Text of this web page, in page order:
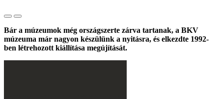
Bár a múzeumok még országszerte zárva tartanak, a BKV
múzeuma már nagyon készülünk a nyitásra, és elkezdte 1992-
ben létrehozott kiállítása megújítását.